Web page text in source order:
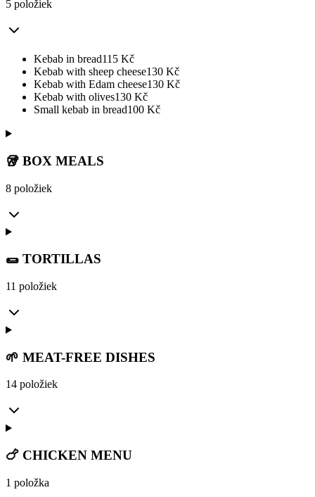
5 položiek
Kebab in bread115 Kč
Kebab with sheep cheese130 Kč
Kebab with Edam cheese130 Kč
Kebab with olives130 Kč
Small kebab in bread100 Kč
🥡 BOX MEALS
8 položiek
🌯 TORTILLAS
11 položiek
🌱 MEAT-FREE DISHES
14 položiek
🍗 CHICKEN MENU
1 položka